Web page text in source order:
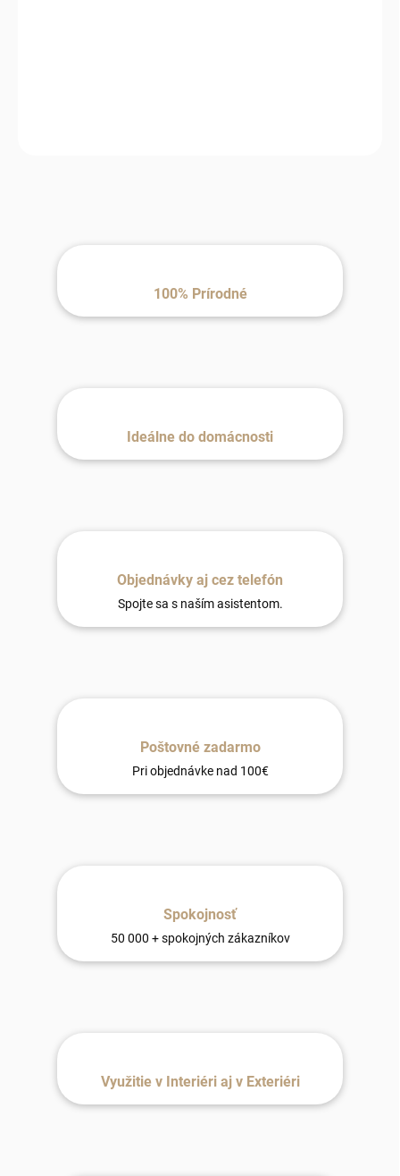
100% Prírodné
Ideálne do domácnosti
Objednávky aj cez telefón
Spojte sa s naším asistentom.
Poštovné zadarmo
Pri objednávke nad 100€
Spokojnosť
50 000 + spokojných zákazníkov
Využitie v Interiéri aj v Exteriéri